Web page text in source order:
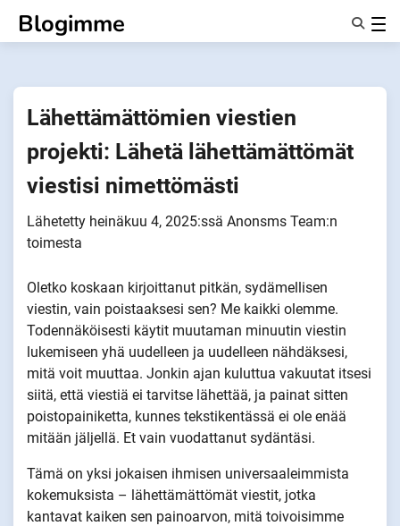
sisältöön
Blogimme
Tietoa Meistä
Lähettämättömien viestien
projekti: Lähetä lähettämättömät
viestisi nimettömästi
Lähetetty heinäkuu 4, 2025:ssä Anonsms Team:n
toimesta
Oletko koskaan kirjoittanut pitkän, sydämellisen
viestin, vain poistaaksesi sen? Me kaikki olemme.
Todennäköisesti käytit muutaman minuutin viestin
lukemiseen yhä uudelleen ja uudelleen nähdäksesi,
mitä voit muuttaa. Jonkin ajan kuluttua vakuutat itsesi
siitä, että viestiä ei tarvitse lähettää, ja painat sitten
poistopainiketta, kunnes tekstikentässä ei ole enää
mitään jäljellä. Et vain vuodattanut sydäntäsi.
Tämä on yksi jokaisen ihmisen universaaleimmista
kokemuksista – lähettämättömät viestit, jotka
kantavat kaiken sen painoarvon, mitä toivoisimme